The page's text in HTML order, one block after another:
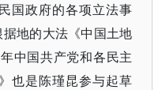
国政府的各项立法事
地的大法《中国土地
中国共产党和各民主
也是陈瑾昆参与起草